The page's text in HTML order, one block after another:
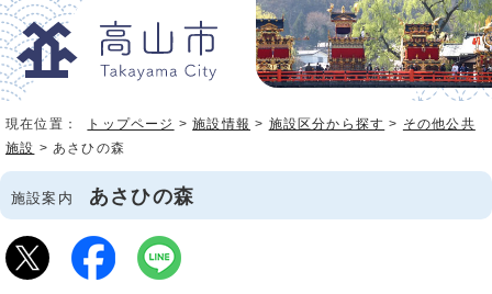
現在位置： トップページ >施設情報 > 施設区分から探す > その他公共
施設 > あさひの森
施設案内 あさひの森